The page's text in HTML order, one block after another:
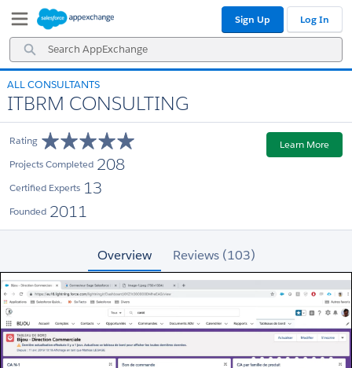
Navigation
Main
Content
Search
AppExchange
Sign Up Log In
ALL CONSULTANTS
ITBRM CONSULTING
Rating
Projects Completed 208
Certified Experts 13
Founded 2011
Learn More
Overview Reviews (103)